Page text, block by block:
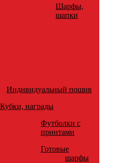
Шарфы,
шапки
Индивидуальный пошив
Кубки, награды
Футболки с
принтами
Готовые
шарфы